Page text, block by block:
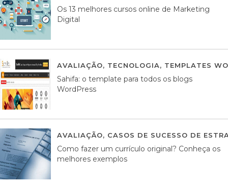
Os 13 melhores cursos online de Marketing
Digital
AVALIAÇÃO, TECNOLOGIA, TEMPLATES
Sahifa: o template para todos os blogs
WordPress
AVALIAÇÃO, CASOS DE SUCESSO DE
Como fazer um currículo original? Conheça os
melhores exemplos